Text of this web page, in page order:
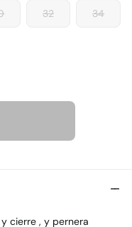
32 34
cierre , y pernera